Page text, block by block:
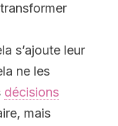
s’ajoute leur
ne les
décisions
mais